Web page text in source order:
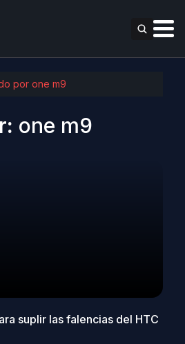
por one m9
one m9
suplir las falencias del HTC